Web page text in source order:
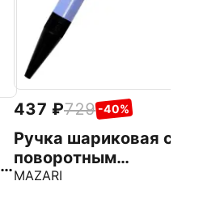
437 729 -40%
Ручка шариковая с
поворотным
механизмом Shot BL,
MAZARI